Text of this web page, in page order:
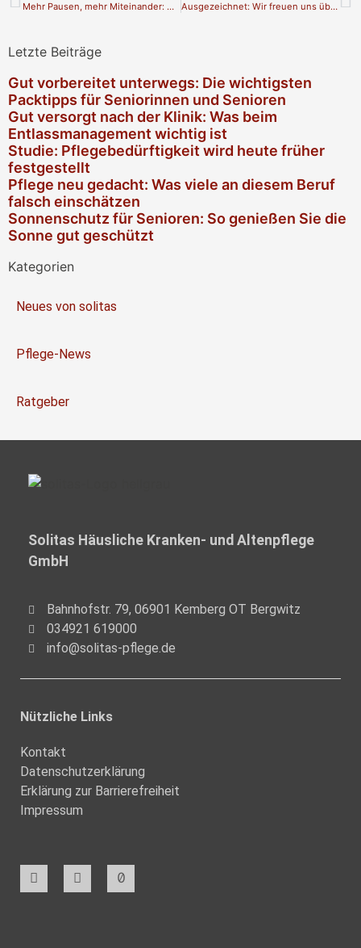
Mehr Pausen, mehr Miteinander: Neue Sitzbänke für Bergwitz Ausgezeichnet: Wir freuen uns über den HIPE AWARD 2026
Letzte Beiträge
Gut vorbereitet unterwegs: Die wichtigsten
Packtipps für Seniorinnen und Senioren
Gut versorgt nach der Klinik: Was beim
Entlassmanagement wichtig ist
Studie: Pflegebedürftigkeit wird heute früher
festgestellt
Pflege neu gedacht: Was viele an diesem Beruf
falsch einschätzen
Sonnenschutz für Senioren: So genießen Sie die
Sonne gut geschützt
Kategorien
Neues von solitas
Pflege-News
Ratgeber
Solitas Häusliche Kranken- und Altenpflege
GmbH
Bahnhofstr. 79, 06901 Kemberg OT Bergwitz
034921 619000
info@solitas-pflege.de
Nützliche Links
Kontakt
Datenschutzerklärung
Erklärung zur Barrierefreiheit
Impressum